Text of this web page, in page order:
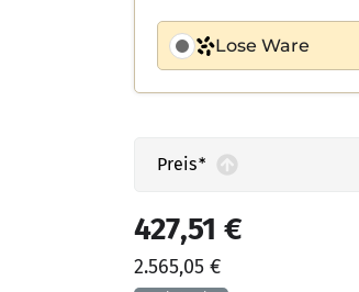
Lose Ware
Preis*
427,51 €
2.565,05 €